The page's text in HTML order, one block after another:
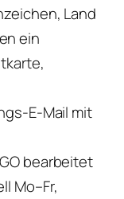
Land
ein
E-Mail mit
bearbeitet
Mo–Fr,